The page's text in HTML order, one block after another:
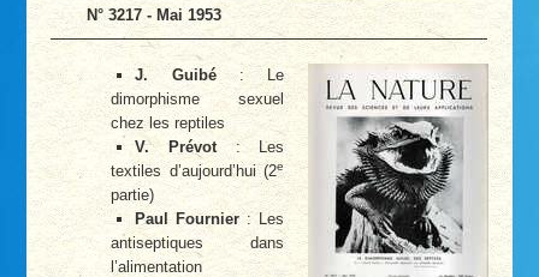
N° 3217 - Mai 1953
J. Guibé: Le
dimorphisme sexuel
chez les reptiles
V. Prévot: Les
textiles d’aujourd’hui (2e
partie)
Paul Fournier: Les
antiseptiques dans
l’alimentation